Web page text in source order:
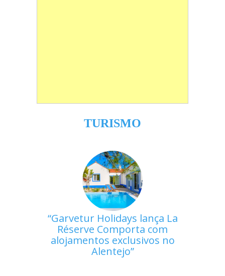
TURISMO
Garvetur Holidays lança La
Réserve Comporta com
alojamentos exclusivos no
Alentejo